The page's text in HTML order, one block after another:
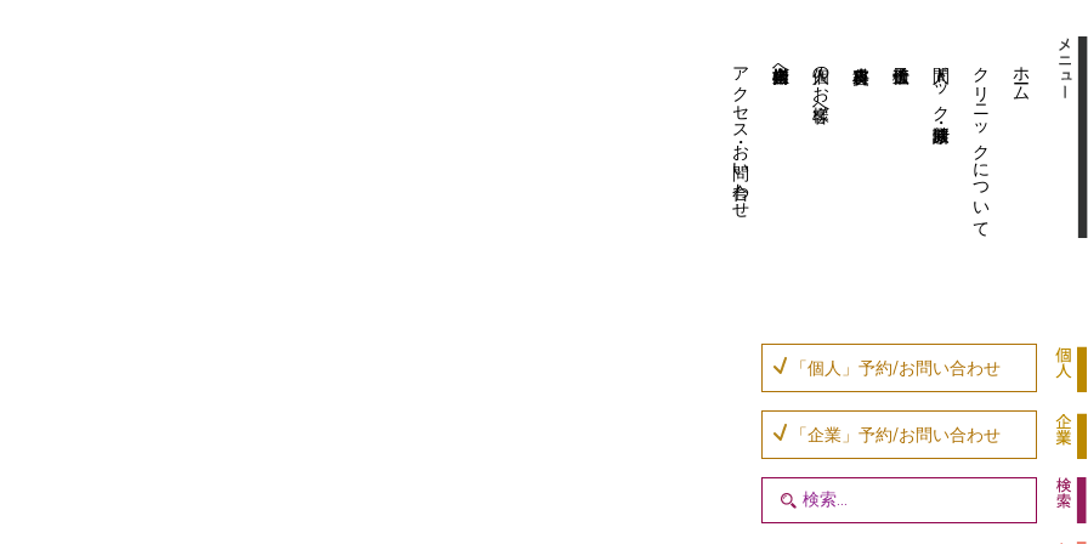
アクセス・お問い合わせ 企業内担当者様へ 個人のお客様へ 人間ドック・健康診断 クリニックについて ホーム
「個人」予約/お問い合わせ
「企業」予約/お問い合わせ